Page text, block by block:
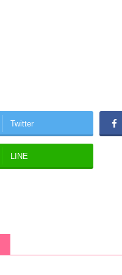
Twitter
LINE